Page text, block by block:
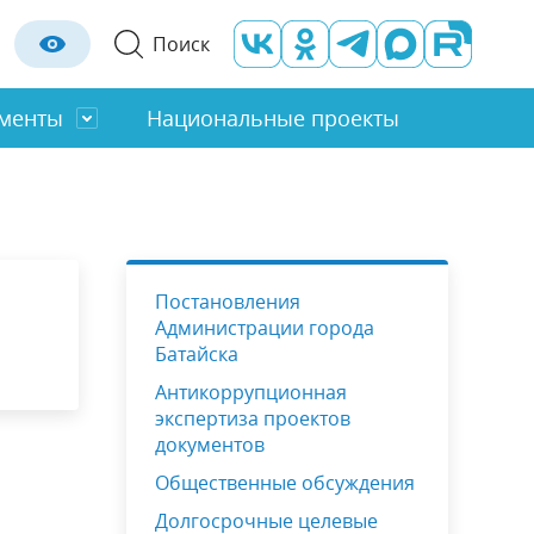
Поиск
Молод. Правительство
Социальная сфера
Градостроительство
Правила благоустройства
Национальные проекты
Постановления
Администрации города
Батайска
Антикоррупционная
экспертиза проектов
документов
Общественные обсуждения
Долгосрочные целевые